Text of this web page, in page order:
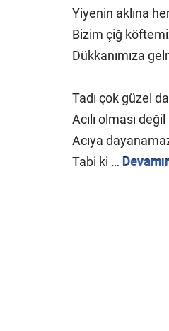
Yiyenin aklına
Bizim çiğ
Dükkanımıza
Tadı çok güzel
Acılı olması
Acıya
Tabi ki …